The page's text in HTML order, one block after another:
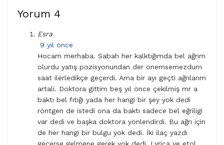
Yorum 4
Esra
9 yıl önce
Hocam merhaba. Sabah her kalktığımda bel ağrım
olurdu yatış pozisyonundan der onemsemezdum
saat ilerledikçe geçerdi. Ama bir ayı geçti ağrılarım
artali. Doktora gittim beş yıl önce çekilmiş mr a
baktı bel fıtığı yada her hangi bir şey yok dedi
röntgen de istedi ona da baktı sadece bel eğriligi
var dedi ve başka doktora yönlendirdi. Bu ağrı için
de her hangi bir bulgu yok dedi. İki ilaç yazdı